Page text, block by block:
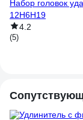
Набор головок
12H6H19
4.2
(5)